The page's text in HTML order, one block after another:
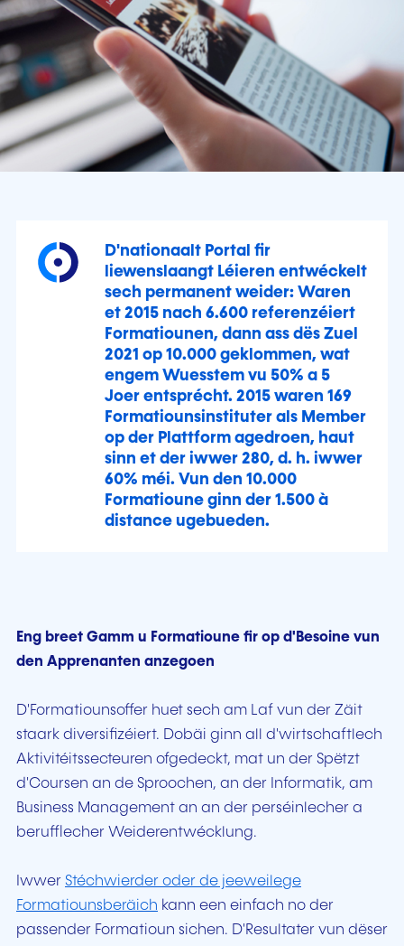
D'nationaalt Portal fir
liewenslaangt Léieren entwéckelt
sech permanent weider: Waren
et 2015 nach 6.600 referenzéiert
Formatiounen, dann ass dës Zuel
2021 op 10.000 geklommen, wat
engem Wuesstem vu 50% a 5
Joer entsprécht. 2015 waren 169
Formatiounsinstituter als Member
op der Plattform agedroen, haut
sinn et der iwwer 280, d. h. iwwer
60% méi. Vun den 10.000
Formatioune ginn der 1.500 à
distance ugebueden.
Eng breet Gamm u Formatioune fir op d'Besoine vun
den Apprenanten anzegoen
D'Formatiounsoffer huet sech am Laf vun der Zäit
staark diversifizéiert. Dobäi ginn all d'wirtschaftlech
Aktivitéitssecteuren ofgedeckt, mat un der Spëtzt
d'Coursen an de Sproochen, an der Informatik, am
Business Management an an der perséinlecher a
berufflecher Weiderentwécklung.
Iwwer Stéchwierder oder de jeeweilege
Formatiounsberäich kann een einfach no der
passender Formatioun sichen. D'Resultater vun dëser